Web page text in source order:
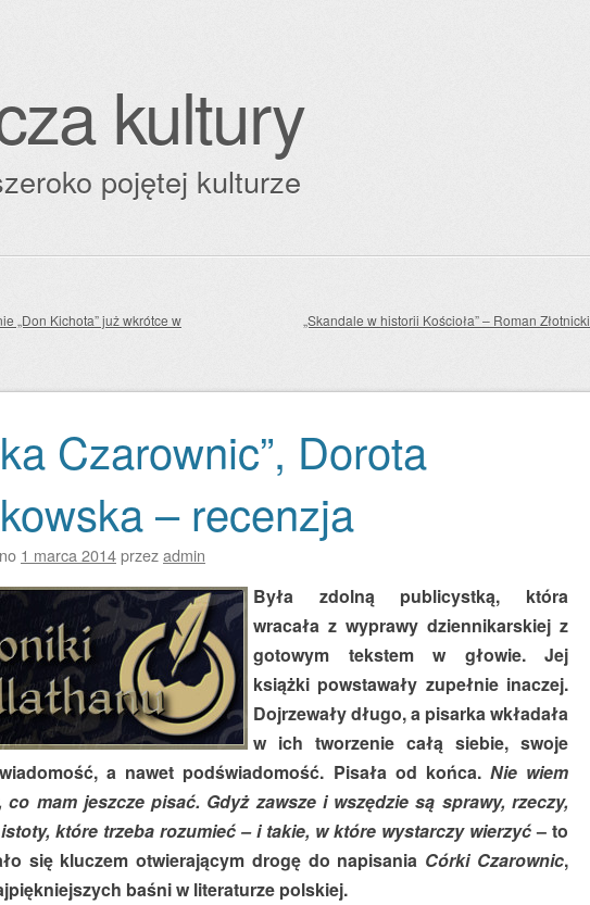
kultury
pojętej kulturze
„Don Kichota” już wkrótce w
„Skandale w historii Kościoła” – Roman Złotnicki
Czarownic”, Dorota
– recenzja
1 marca 2014przezadmin
Była zdolną publicystką, która
wracała z wyprawy dziennikarskiej z
gotowym tekstem w głowie. Jej
książki powstawały zupełnie inaczej.
Dojrzewały długo, a pisarka wkładała
w ich tworzenie całą siebie, swoje
a nawet podświadomość. Pisała od końca. Nie wiem
co mam jeszcze pisać. Gdyż zawsze i wszędzie są sprawy, rzeczy,
które trzeba rozumieć – i takie, w które wystarczy wierzyć– to
się kluczem otwierającym drogę do napisania Córki Czarownic,
baśni w literaturze polskiej.